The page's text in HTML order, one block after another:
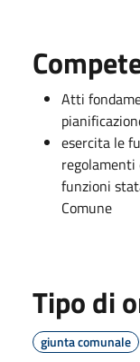
Atti
esercita le
funzioni
Comune
Tipo di
giunta comunale